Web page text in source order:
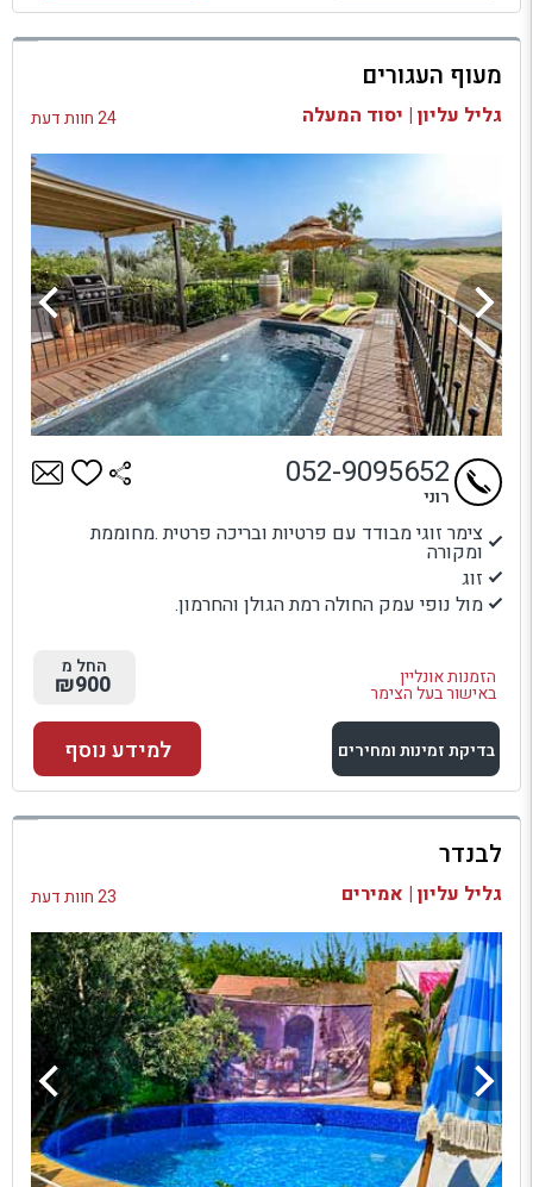
למתחם זה
בדיקת זמינות ומחירים
מעוף העגורים
גליל עליון | יסוד המעלה 24 חוות דעת
צימר זוגי מבודד עם פרטיות ובריכה פרטית .מחוממת
ומקורה
זוג
מול נופי עמק החולה רמת הגולן והחרמון.
הזמנות אונליין
באישור בעל הצימר
052-9095652
רוני
החל מ
₪900
בדיקת זמינות ומחירים
למתחם זה
בדיקת זמינות ומחירים
למידע נוסף
לבנדר
גליל עליון | אמירים 23 חוות דעת